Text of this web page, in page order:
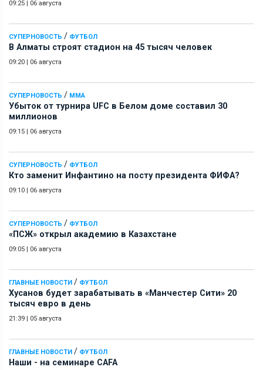
09:25 | 06 августа
СУПЕРНОВОСТЬ / ФУТБОЛ
В Алматы строят стадион на 45 тысяч человек
09:20 | 06 августа
СУПЕРНОВОСТЬ / ММА
Убыток от турнира UFC в Белом доме составил 30
миллионов
09:15 | 06 августа
СУПЕРНОВОСТЬ / ФУТБОЛ
Кто заменит Инфантино на посту президента ФИФА?
09:10 | 06 августа
СУПЕРНОВОСТЬ / ФУТБОЛ
«ПСЖ» открыл академию в Казахстане
09:05 | 06 августа
ГЛАВНЫЕ НОВОСТИ / ФУТБОЛ
Хусанов будет зарабатывать в «Манчестер Сити» 20
тысяч евро в день
21:39 | 05 августа
ГЛАВНЫЕ НОВОСТИ / ФУТБОЛ
Наши - на семинаре СAFA